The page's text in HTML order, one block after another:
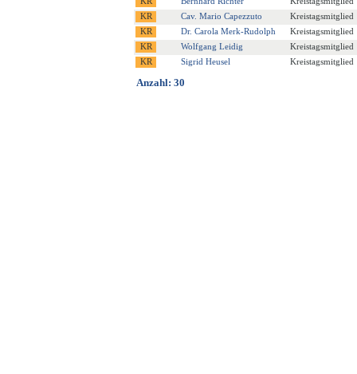
Cav. Mario Capezzuto
Kreistagsmitglied
Dr. Carola Merk-Rudolph
Kreistagsmitglied
Wolfgang Leidig
Kreistagsmitglied
Sigrid Heusel
Kreistagsmitglied
Anzahl: 30